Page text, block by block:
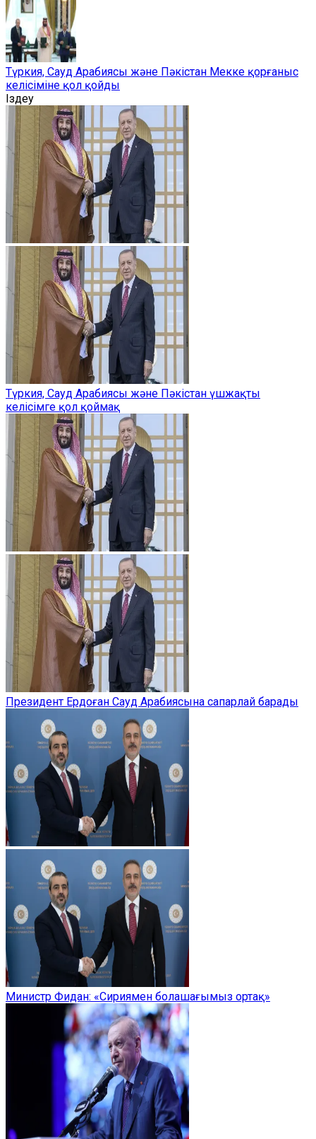
Түркия, Сауд Арабиясы және Пәкістан Мекке қорғаныс
келісіміне қол қойды
Іздеу
Түркия, Сауд Арабиясы және Пәкістан үшжақты
келісімге қол қоймақ
Президент Ердоған Сауд Арабиясына сапарлай барады
Министр Фидан: «Сириямен болашағымыз ортақ»